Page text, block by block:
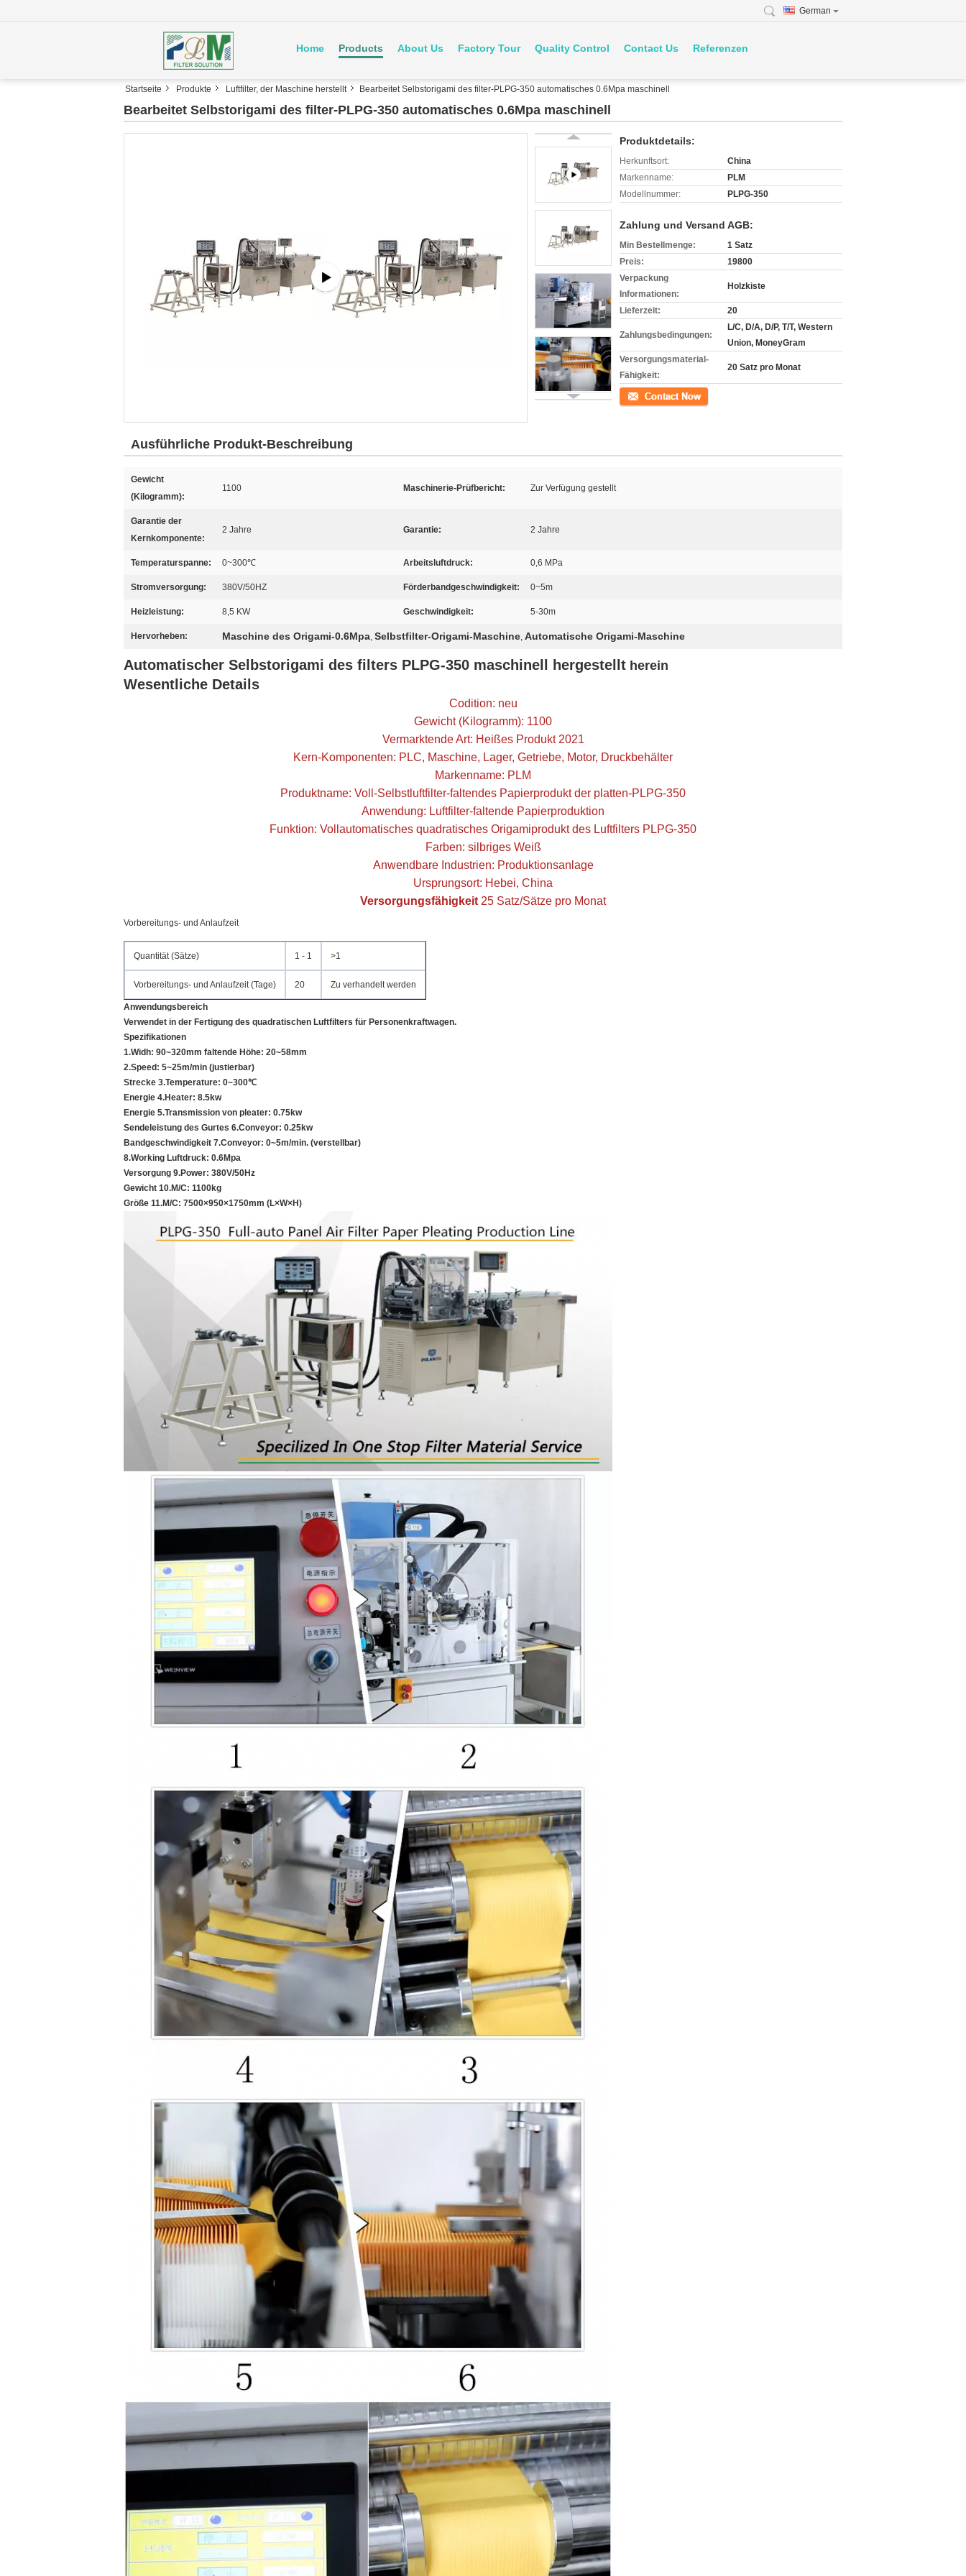
German
Home Products About Us Factory Tour Quality Control Contact Us Referenzen
Startseite Produkte Luftfilter, der Maschine herstellt Bearbeitet Selbstorigami des filter-PLPG-350 automatisches 0.6Mpa maschinell
Bearbeitet Selbstorigami des filter-PLPG-350 automatisches 0.6Mpa maschinell
Produktdetails:
Herkunftsort:
China
Markenname:
PLM
Modellnummer:
PLPG-350
Zahlung und Versand AGB:
Min Bestellmenge:
1 Satz
Preis:
19800
Verpackung
Informationen:
Holzkiste
Lieferzeit: 20
Zahlungsbedingungen:
L/C, D/A, D/P, T/T, Western
Union, MoneyGram
Versorgungsmaterial-
Fähigkeit:
20 Satz pro Monat
Kontakt
Ausführliche Produkt-Beschreibung
Gewicht
(Kilogramm):
1100 Maschinerie-Prüfbericht: Zur Verfügung gestellt
Garantie der
Kernkomponente:
2 Jahre Garantie: 2 Jahre
Temperaturspanne: 0~300℃ Arbeitsluftdruck: 0,6 MPa
Stromversorgung: 380V/50HZ Förderbandgeschwindigkeit: 0~5m
Heizleistung: 8,5 KW Geschwindigkeit: 5-30m
Hervorheben: Maschine des Origami-0.6Mpa, Selbstfilter-Origami-Maschine, Automatische Origami-Maschine
Automatischer Selbstorigami des filters PLPG-350 maschinell hergestellt herein
Wesentliche Details
Codition: neu
Gewicht (Kilogramm): 1100
Vermarktende Art: Heißes Produkt 2021
Kern-Komponenten: PLC, Maschine, Lager, Getriebe, Motor, Druckbehälter
Markenname: PLM
Produktname: Voll-Selbstluftfilter-faltendes Papierprodukt der platten-PLPG-350
Anwendung: Luftfilter-faltende Papierproduktion
Funktion: Vollautomatisches quadratisches Origamiprodukt des Luftfilters PLPG-350
Farben: silbriges Weiß
Anwendbare Industrien: Produktionsanlage
Ursprungsort: Hebei, China
Versorgungsfähigkeit 25 Satz/Sätze pro Monat
Vorbereitungs- und Anlaufzeit
Quantität (Sätze) 1 - 1 >1
Vorbereitungs- und Anlaufzeit (Tage) 20 Zu verhandelt werden
Anwendungsbereich
Verwendet in der Fertigung des quadratischen Luftfilters für Personenkraftwagen.
Spezifikationen
1.Widh: 90~320mm faltende Höhe: 20~58mm
2.Speed: 5~25m/min (justierbar)
Strecke 3.Temperature: 0~300℃
Energie 4.Heater: 8.5kw
Energie 5.Transmission von pleater: 0.75kw
Sendeleistung des Gurtes 6.Conveyor: 0.25kw
Bandgeschwindigkeit 7.Conveyor: 0~5m/min. (verstellbar)
8.Working Luftdruck: 0.6Mpa
Versorgung 9.Power: 380V/50Hz
Gewicht 10.M/C: 1100kg
Größe 11.M/C: 7500×950×1750mm (L×W×H)